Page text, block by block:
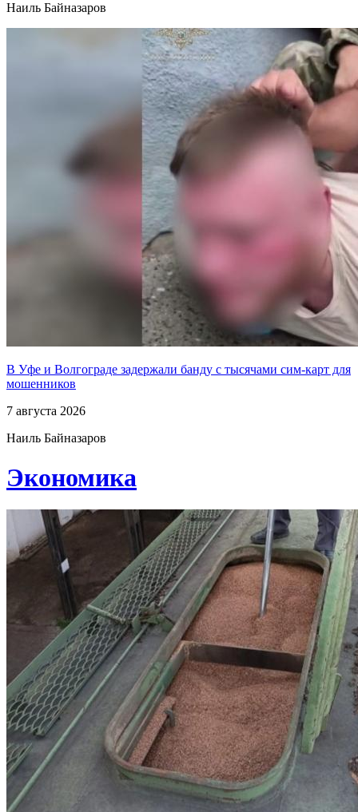
Наиль Байназаров
В Уфе и Волгограде задержали банду с тысячами сим-карт для
мошенников
7 августа 2026
Наиль Байназаров
Экономика